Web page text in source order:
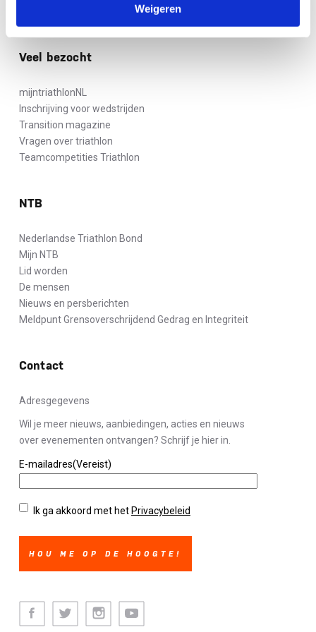
Weigeren
Veel bezocht
mijntriathlonNL
Inschrijving voor wedstrijden
Transition magazine
Vragen over triathlon
Teamcompetities Triathlon
NTB
Nederlandse Triathlon Bond
Mijn NTB
Lid worden
De mensen
Nieuws en persberichten
Meldpunt Grensoverschrijdend Gedrag en Integriteit
Contact
Adresgegevens
Wil je meer nieuws, aanbiedingen, acties en nieuws
over evenementen ontvangen? Schrijf je hier in.
E-mailadres(Vereist)
Privacybeleid(Vereist)
Ik ga akkoord met het Privacybeleid